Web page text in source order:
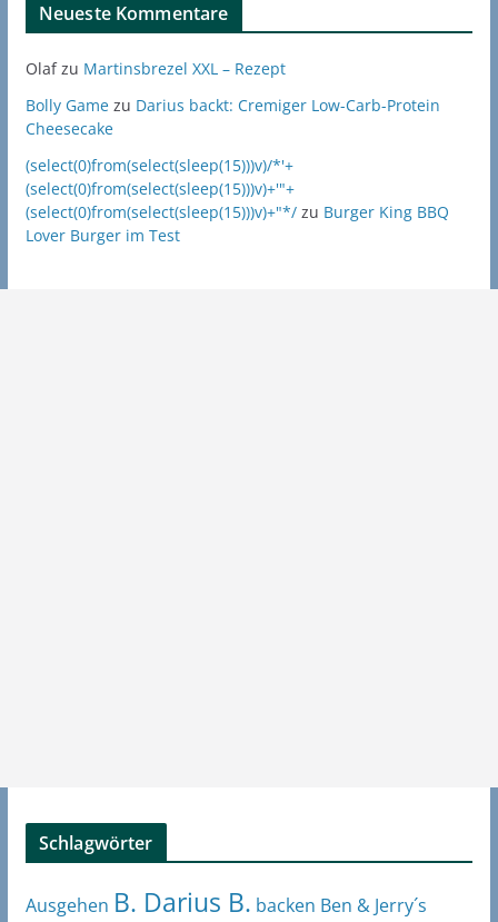
Neueste Kommentare
Olafzu Martinsbrezel XXL – Rezept
Bolly Gamezu Darius backt: Cremiger Low-Carb-Protein
Cheesecake
(select(0)from(select(sleep(15)))v)/*'+
(select(0)from(select(sleep(15)))v)+'"+
(select(0)from(select(sleep(15)))v)+"*/zu Burger King BBQ
Lover Burger im Test
Schlagwörter
Ausgehen B. Darius B. backen Ben & Jerry´s